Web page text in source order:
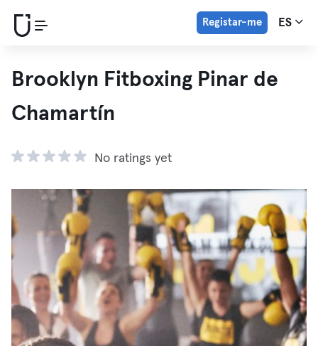
Registar-me ES
Brooklyn Fitboxing Pinar de
Chamartín
No ratings yet